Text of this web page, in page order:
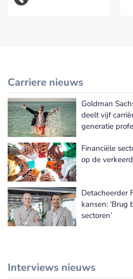
Carriere nieuws
Goldman
deelt vijf
generatie
Financiële
op de
Detacheerder
kansen:
sectoren’
Interviews nieuws